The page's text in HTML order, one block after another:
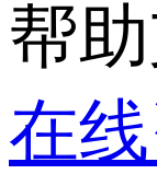
帮
在